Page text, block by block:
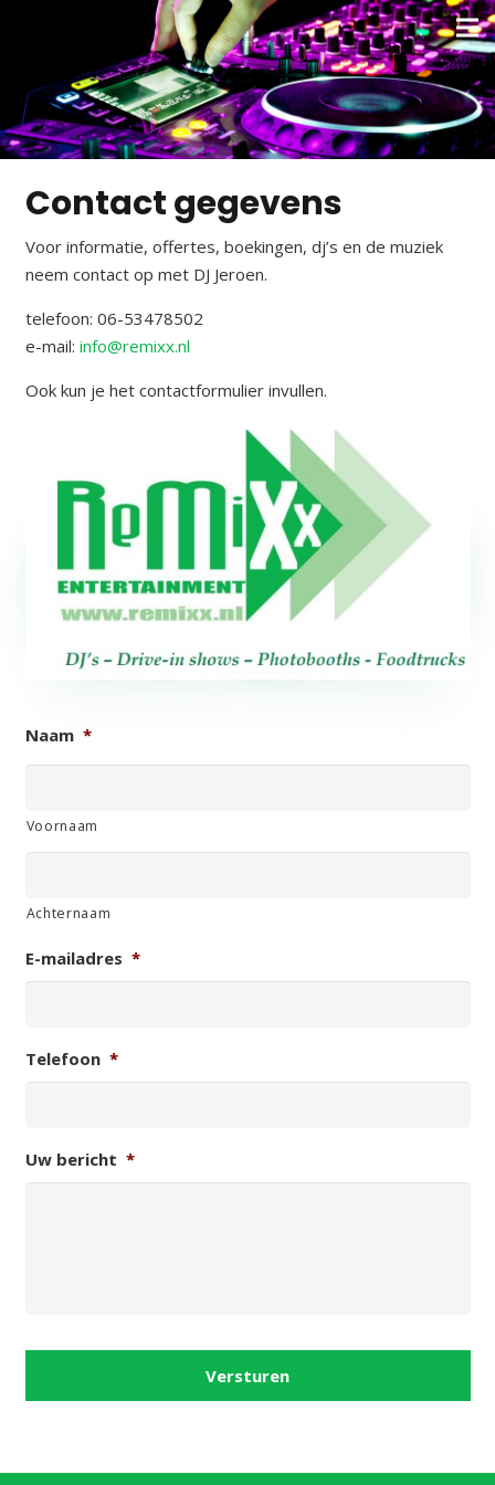
Contact gegevens
Voor informatie, offertes, boekingen, dj’s en de muziek
neem contact op met DJ Jeroen.
telefoon: 06-53478502
e-mail: info@remixx.nl
Ook kun je het contactformulier invullen.
Naam *
Voornaam
Achternaam
E-mailadres *
Telefoon *
Uw bericht *